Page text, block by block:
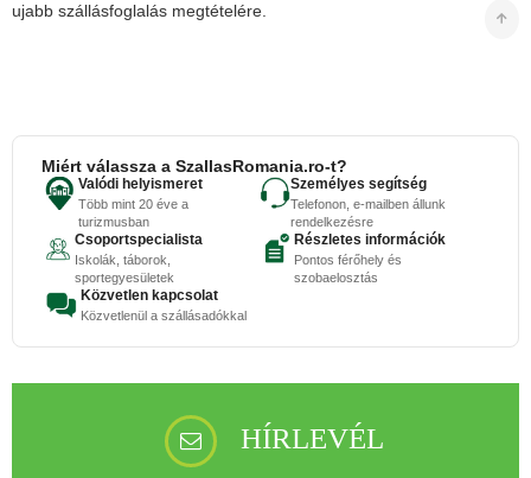
ujabb szállásfoglalás megtételére.
Miért válassza a SzallasRomania.ro-t?
Valódi helyismeret
Több mint 20 éve a
turizmusban
Személyes segítség
Telefonon, e-mailben állunk
rendelkezésre
Csoportspecialista
Iskolák, táborok,
sportegyesületek
Részletes információk
Pontos férőhely és
szobaelosztás
Közvetlen kapcsolat
Közvetlenül a szállásadókkal
HÍRLEVÉL